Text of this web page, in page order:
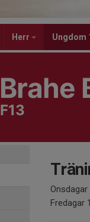
Herr Ungdom
Brahe
F13
Onsdagar
Fredagar